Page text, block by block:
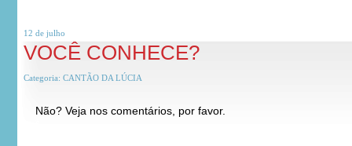
12 de julho
VOCÊ CONHECE?
Categoria: CANTÃO DA LÚCIA
Não? Veja nos comentários, por favor.